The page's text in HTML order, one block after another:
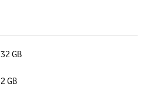
32 GB
2 GB